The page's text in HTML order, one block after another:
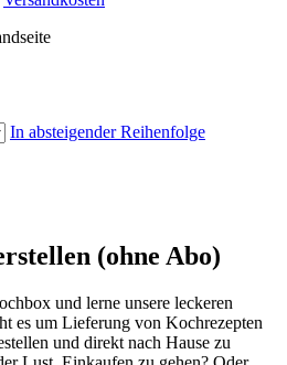
In absteigender Reihenfolge
(ohne Abo)
und lerne unsere leckeren
es um Lieferung von Kochrezepten
und direkt nach Hause zu